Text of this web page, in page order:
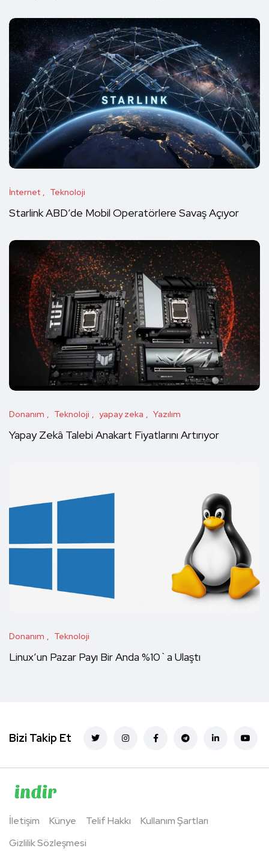
İnternet Teknoloji
Starlink ABD’de Mobil Operatörlere Savaş Açıyor
Donanım Teknoloji yapay zeka Yazılım
Yapay Zekâ Talebi Anakart Fiyatlarını Artırıyor
Donanım Teknoloji
Linux’un Pazar Payı Bir Anda %10`a Ulaştı
Bizi Takip Et
İletişim Künye Telif Hakkı
Kullanım Şartları
Gizlilik Sözleşmesi